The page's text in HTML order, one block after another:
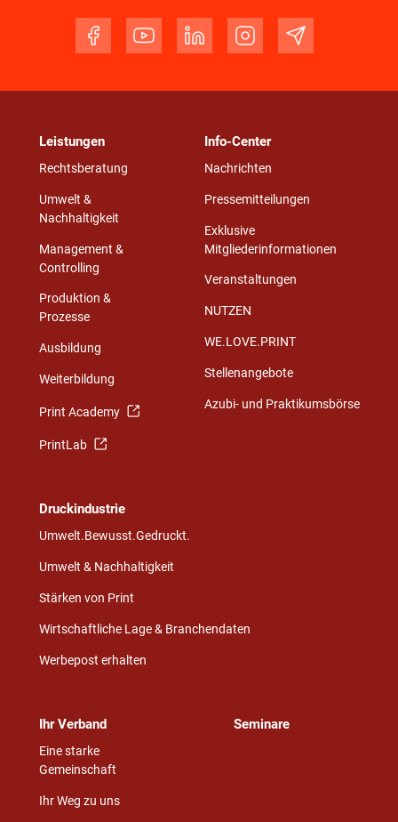
Leistungen
Rechtsberatung
Umwelt &
Nachhaltigkeit
Management &
Controlling
Produktion &
Prozesse
Ausbildung
Weiterbildung
Print Academy
PrintLab
Info-Center
Nachrichten
Pressemitteilungen
Exklusive
Mitgliederinformationen
Veranstaltungen
NUTZEN
WE.LOVE.PRINT
Stellenangebote
Azubi- und Praktikumsbörse
Druckindustrie
Umwelt.Bewusst.Gedruckt.
Umwelt & Nachhaltigkeit
Stärken von Print
Wirtschaftliche Lage & Branchendaten
Werbepost erhalten
Ihr Verband
Eine starke
Gemeinschaft
Ihr Weg zu uns
Seminare